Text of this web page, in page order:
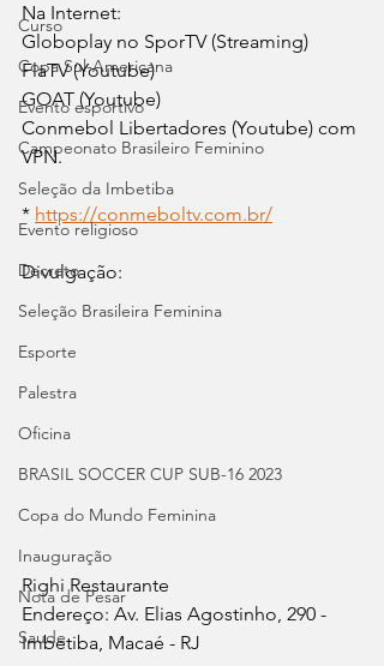
Curso
Copa Sul-Americana
Evento esportivo
Campeonato Brasileiro Feminino
Seleção da Imbetiba
Evento religioso
Decreto
Seleção Brasileira Feminina
Esporte
Palestra
Oficina
BRASIL SOCCER CUP SUB-16 2023
Copa do Mundo Feminina
Inauguração
Nota de Pesar
Saude
Na Internet:
Globoplay no SporTV (Streaming)
FlaTV (Youtube)
GOAT (Youtube)
Conmebol Libertadores (Youtube) com
VPN.
* https://conmeboltv.com.br/
Divulgação:
Righi Restaurante
Endereço: Av. Elias Agostinho, 290 -
Imbetiba, Macaé - RJ